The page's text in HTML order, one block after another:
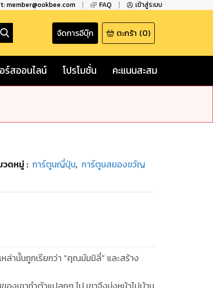
member@ookbee.com FAQ เข้าสู่ระบบ
จัดการอีบุ๊ก ตะกร้า (0)
ร์สออนไลน์ โปรโมชั่น คะแนนสะสม
วดหมู่ : การ์ตูนญี่ปุ่น, การ์ตูนสยองขวัญ
านั้นถูกเรียกว่า “คุณมัมมิลี่” และสร้าง